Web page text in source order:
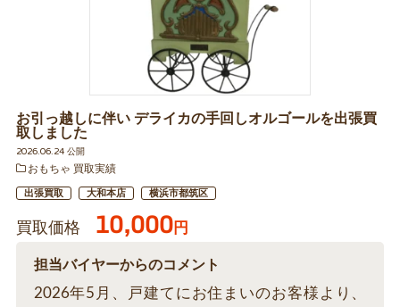
お引っ越しに伴い デライカの手回しオルゴールを出張買
取しました
2026.06.24 公開
おもちゃ 買取実績
出張買取 大和本店 横浜市都筑区
買取価格 10,000円
担当バイヤーからのコメント
2026年5月、戸建てにお住まいのお客様より、